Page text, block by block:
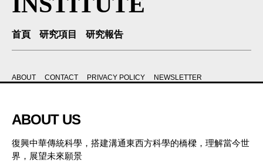
首頁 研究項目 研究報告
ABOUT CONTACT PRIVACY POLICY NEWSLETTER
ABOUT US
復興中華傳統科學，搭建溝通東西方科學的橋樑，理解當今世
界，展望未來願景